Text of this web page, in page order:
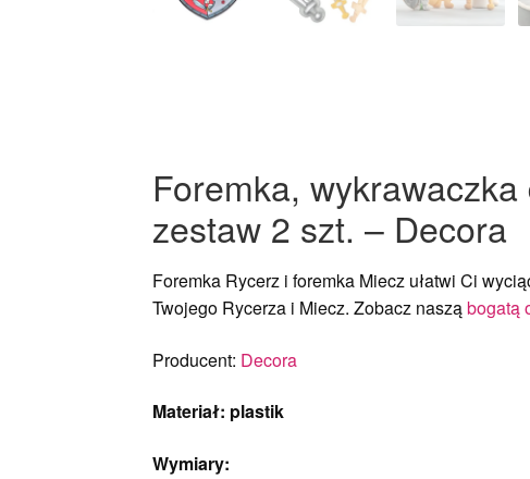
Foremka,
zestaw 2 szt. – Decora
Foremka Rycerz i foremka Miecz ułatwi Ci
Twojego Rycerza i Miecz. Zobacz nasząbogatą
Producent: Decora
Materiał: plastik
Wymiary: